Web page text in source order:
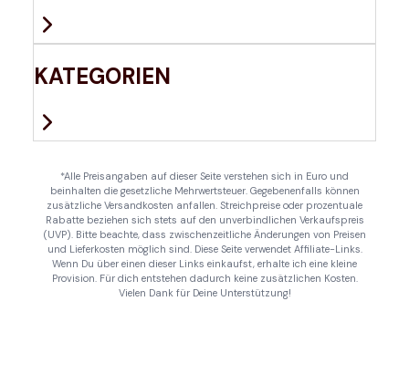
KATEGORIEN
*Alle Preisangaben auf dieser Seite verstehen sich in Euro und
beinhalten die gesetzliche Mehrwertsteuer. Gegebenenfalls können
zusätzliche Versandkosten anfallen. Streichpreise oder prozentuale
Rabatte beziehen sich stets auf den unverbindlichen Verkaufspreis
(UVP). Bitte beachte, dass zwischenzeitliche Änderungen von Preisen
und Lieferkosten möglich sind. Diese Seite verwendet Affiliate-Links.
Wenn Du über einen dieser Links einkaufst, erhalte ich eine kleine
Provision. Für dich entstehen dadurch keine zusätzlichen Kosten.
Vielen Dank für Deine Unterstützung!